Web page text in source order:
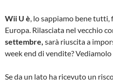
Wii U è, lo sappiamo bene
Europa. Rilasciata nel vecchio
settembre, sarà riuscita a
week end di vendite? Vediamolo
Se da un lato ha ricevuto un